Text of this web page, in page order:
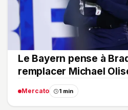
Le Bayern pense à
remplacer Michael
Mercato 1 min